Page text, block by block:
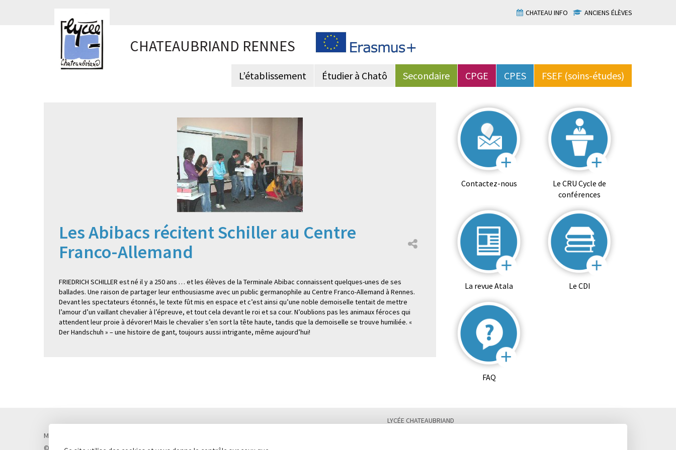
CHATEAU INFO ANCIENS ÉLÈVES
CHATEAUBRIAND RENNES
L’établissement Étudier à Chatô Secondaire CPGE CPES FSEF (soins-études)
Les Abibacs récitent Schiller au Centre
Franco-Allemand
FRIEDRICH SCHILLER est né il y a 250 ans … et les élèves de la Terminale Abibac connaissent quelques-unes de ses
ballades. Une raison de partager leur enthousiasme avec un public germanophile au Centre Franco-Allemand à Rennes.
Devant les spectateurs étonnés, le texte fût mis en espace et c’est ainsi qu’une noble demoiselle tentait de mettre
l’amour d’un vaillant chevalier à l’épreuve, et tout cela devant le roi et sa cour. N’oublions pas les animaux féroces qui
attendent leur proie à dévorer! Mais le chevalier s’en sort la tête haute, tandis que la demoiselle se trouve humiliée. «
Der Handschuh » – une histoire de gant, toujours aussi intrigante, même aujourd’hui!
Contactez-nous
Le CRU Cycle de
conférences
La revue Atala Le CDI
FAQ
Mentions légales
© Lycée Chateaubriand 2026 - RéalisationConcept Image
LYCÉE CHATEAUBRIAND